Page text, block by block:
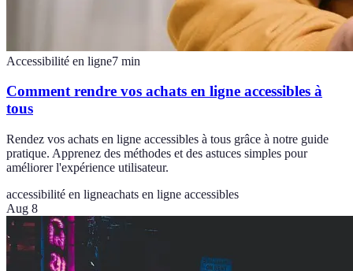
Accessibilité en ligne7 min
Comment rendre vos achats en ligne accessibles à
tous
Rendez vos achats en ligne accessibles à tous grâce à notre guide
pratique. Apprenez des méthodes et des astuces simples pour
améliorer l'expérience utilisateur.
accessibilité en ligneachats en ligne accessibles
Aug 8